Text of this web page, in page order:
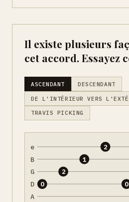
Il existe plusieurs
cet accord. Essayez
ASCENDANT DESCENDANT
DE L'INTÉRIEUR VERS
TRAVIS PICKING
e
B
G
D
A
0
2
1
2
0